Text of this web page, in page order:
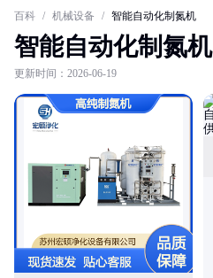
百科 / 机械设备 / 智能自动化制氮机
智能自动化制氮机
更新时间：2026-06-19